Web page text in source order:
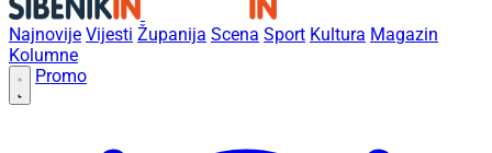
Najnovije Vijesti Županija Scena Sport Kultura Magazin
Kolumne
Promo